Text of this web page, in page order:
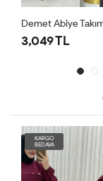
Demet Abiye
3,049 TL
KARGO
BEDAVA